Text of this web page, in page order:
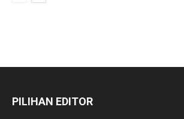
PILIHAN EDITOR